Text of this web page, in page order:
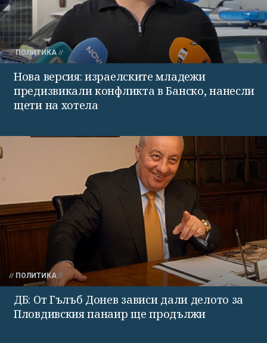
ПОЛИТИКА
Нова версия: израелските младежи
предизвикали конфликта в Банско, нанесли
щети на хотела
ПОЛИТИКА
ДБ: От Гълъб Донев зависи дали делото за
Пловдивския панаир ще продължи